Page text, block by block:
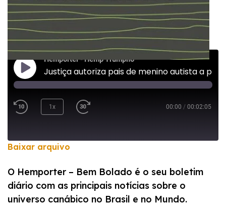
Hemporter - Hemp Trumpho
1x 00:00 / 00:02:05
FEED RSS
LINK
Baixar arquivo
O Hemporter – Bem Bolado é o seu boletim
diário com as principais notícias sobre o
universo canábico no Brasil e no Mundo.